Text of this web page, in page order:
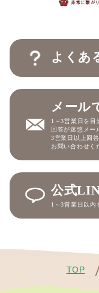
よくあ
メール
1～3営業日を目
回答が迷惑メー
3営業日以上回
お問い合わせく
公式
1～3営業日以内
TOP